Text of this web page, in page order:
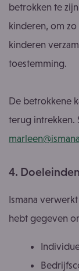
betrokken te
kinderen, om
kinderen
toestemming.
De betrokkene
terug intrekken.
4. Doeleinden
Ismana
hebt gegeven